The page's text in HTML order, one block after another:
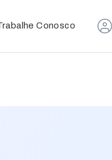
Conosco